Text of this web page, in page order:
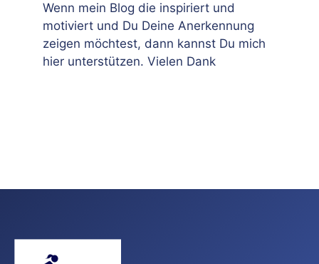
Wenn mein Blog die inspiriert und
motiviert und Du Deine Anerkennung
zeigen möchtest, dann kannst Du mich
hier unterstützen. Vielen Dank